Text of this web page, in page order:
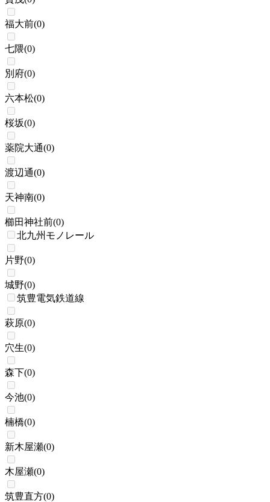
福大前(0)
七隈(0)
別府(0)
六本松(0)
桜坂(0)
薬院大通(0)
渡辺通(0)
天神南(0)
櫛田神社前(0)
北九州モノレール
片野(0)
城野(0)
筑豊電気鉄道線
萩原(0)
穴生(0)
森下(0)
今池(0)
楠橋(0)
新木屋瀬(0)
木屋瀬(0)
筑豊直方(0)